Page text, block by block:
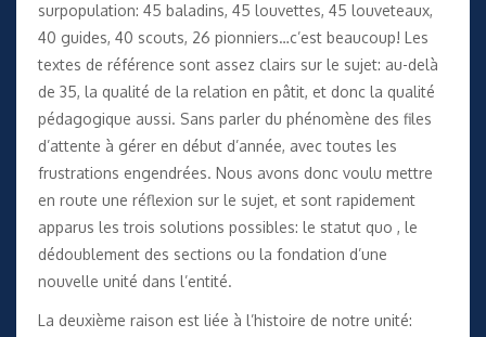
surpopulation: 45 baladins, 45 louvettes, 45 louveteaux,
40 guides, 40 scouts, 26 pionniers…c’est beaucoup! Les
textes de référence sont assez clairs sur le sujet: au-delà
de 35, la qualité de la relation en pâtit, et donc la qualité
pédagogique aussi. Sans parler du phénomène des files
d’attente à gérer en début d’année, avec toutes les
frustrations engendrées. Nous avons donc voulu mettre
en route une réflexion sur le sujet, et sont rapidement
apparus les trois solutions possibles: le statut quo , le
dédoublement des sections ou la fondation d’une
nouvelle unité dans l’entité.
La deuxième raison est liée à l’histoire de notre unité: